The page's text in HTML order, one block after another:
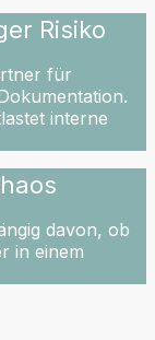
Risiko
für
interne
davon, ob
in einem